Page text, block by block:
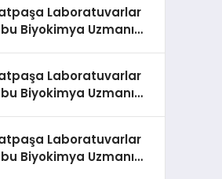
Laboratuvarlar
Biyokimya Uzmanı
Laboratuvarlar
Biyokimya Uzmanı
Laboratuvarlar
Biyokimya Uzmanı